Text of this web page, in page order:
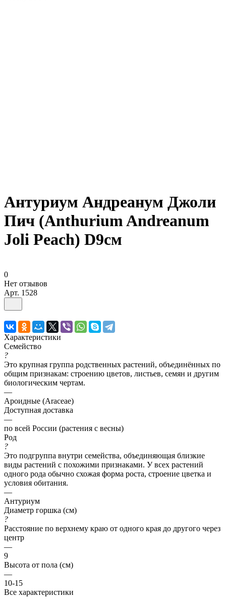
Антуриум Андреанум Джоли
Пич (Anthurium Andreanum
Joli Peach) D9см
0
Нет отзывов
Арт. 1528
Характеристики
Семейство
?
Это крупная группа родственных растений, объединённых по
общим признакам: строению цветов, листьев, семян и другим
биологическим чертам.
—
Ароидные (Araceae)
Доступная доставка
—
по всей России (растения с весны)
Род
?
Это подгруппа внутри семейства, объединяющая близкие
виды растений с похожими признаками. У всех растений
одного рода обычно схожая форма роста, строение цветка и
условия обитания.
—
Антуриум
Диаметр горшка (см)
?
Расстояние по верхнему краю от одного края до другого через
центр
—
9
Высота от пола (см)
—
10-15
Все характеристики